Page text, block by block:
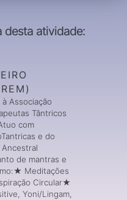
desta atividade:
Associação
Tântricos
com
e do
Ancestral
de mantras e
Meditações
Circular★
Yoni/Lingam,